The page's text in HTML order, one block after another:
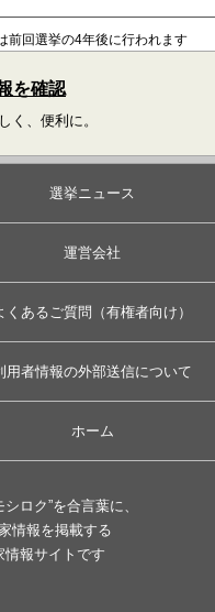
前回選挙の4年後に行われます
を確認
く、便利に。
選挙ニュース
運営会社
くあるご質問（有権者向け）
用者情報の外部送信について
ホーム
ロク”を合言葉に、
情報を掲載する
情報サイトです